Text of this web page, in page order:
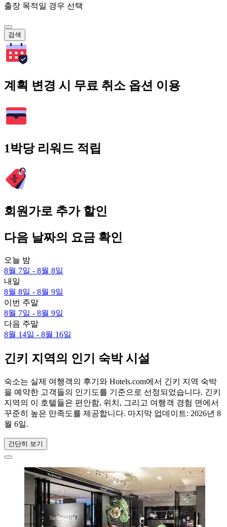
출장 목적일 경우 선택
검색
계획 변경 시 무료 취소 옵션 이용
1박당 리워드 적립
회원가로 추가 할인
다음 날짜의 요금 확인
오늘 밤
8월 7일 - 8월 8일
내일
8월 8일 - 8월 9일
이번 주말
8월 7일 - 8월 9일
다음 주말
8월 14일 - 8월 16일
긴키 지역의 인기 숙박 시설
숙소는 실제 여행객의 후기와 Hotels.com에서 긴키 지역 숙박
을 예약한 고객들의 인기도를 기준으로 선정되었습니다. 긴키
지역의 이 호텔들은 편안함, 위치, 그리고 여행객 경험 면에서
꾸준히 높은 만족도를 제공합니다. 마지막 업데이트: 2026년 8
월 6일.
간단히 보기